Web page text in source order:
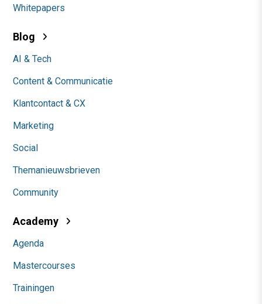
Whitepapers
Blog
AI & Tech
Content & Communicatie
Klantcontact & CX
Marketing
Social
Themanieuwsbrieven
Community
Academy
Agenda
Mastercourses
Trainingen